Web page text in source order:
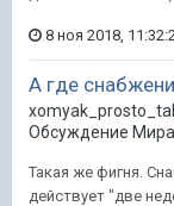
8 ноя 2018,
А где
Обсуждение
Такая же фигня.
действует "две